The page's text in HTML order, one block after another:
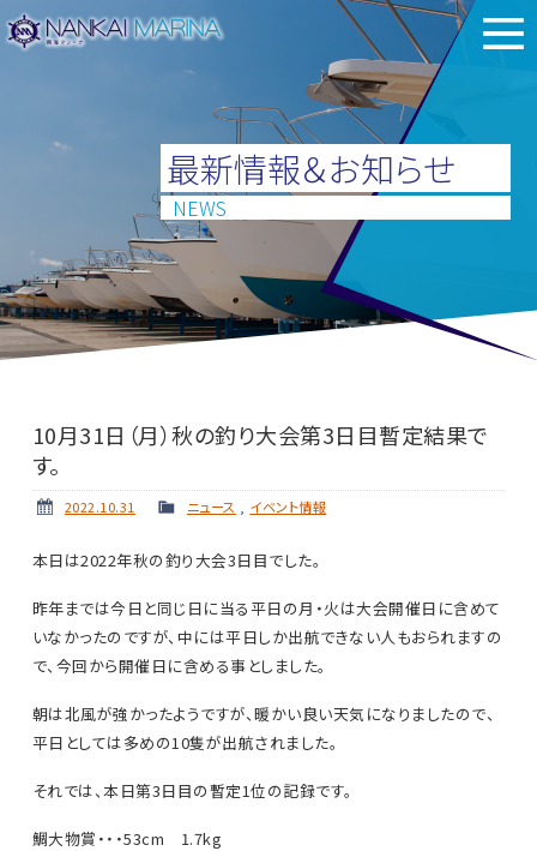
最新情報＆お知らせ
NEWS
10月31日（月）秋の釣り大会第3日目暫定結果で
す。
2022.10.31 ニュース イベント情報
本日は2022年秋の釣り大会3日目でした。
昨年までは今日と同じ日に当る平日の月・火は大会開催日に含めて
いなかったのですが、中には平日しか出航できない人もおられますの
で、今回から開催日に含める事としました。
朝は北風が強かったようですが、暖かい良い天気になりましたので、
平日としては多めの10隻が出航されました。
それでは、本日第3日目の暫定1位の記録です。
鯛大物賞・・・53cm 1.7kg